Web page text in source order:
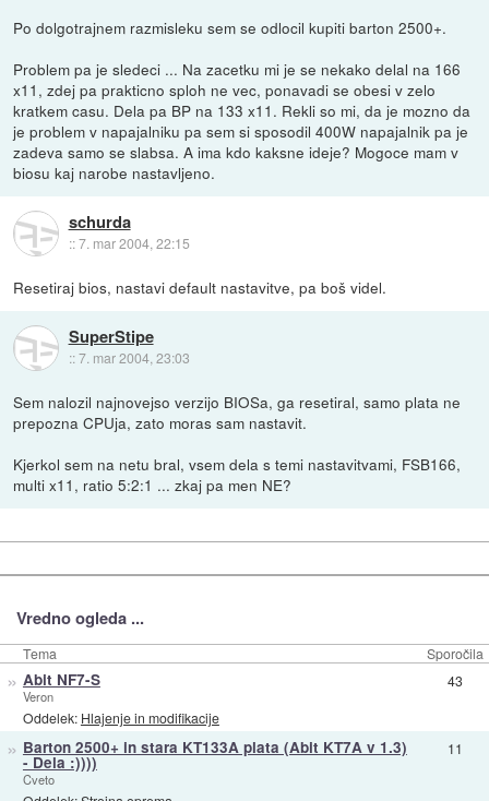
Po dolgotrajnem razmisleku sem se odlocil kupiti barton 2500+.
Problem pa je sledeci ... Na zacetku mi je se nekako delal na 166
x11, zdej pa prakticno sploh ne vec, ponavadi se obesi v zelo
kratkem casu. Dela pa BP na 133 x11. Rekli so mi, da je mozno da
je problem v napajalniku pa sem si sposodil 400W napajalnik pa je
zadeva samo se slabsa. A ima kdo kaksne ideje? Mogoce mam v
biosu kaj narobe nastavljeno.
schurda
::7. mar 2004, 22:15
Resetiraj bios, nastavi default nastavitve, pa boš videl.
SuperStipe
::7. mar 2004, 23:03
Sem nalozil najnovejso verzijo BIOSa, ga resetiral, samo plata ne
prepozna CPUja, zato moras sam nastavit.
Kjerkol sem na netu bral, vsem dela s temi nastavitvami, FSB166,
multi x11, ratio 5:2:1 ... zkaj pa men NE?
Vredno ogleda ...
Tema Sporočila
» Abit NF7-S
Veron
Oddelek: Hlajenje in modifikacije
43
» Barton 2500+ in stara KT133A plata (Abit KT7A v 1.3)
- Dela :))))
Cveto
11